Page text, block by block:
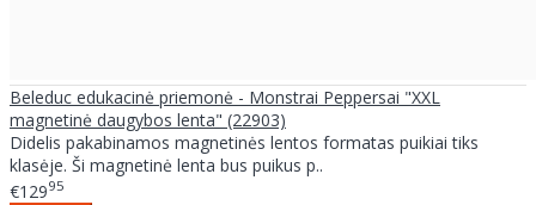
Beleduc edukacinė priemonė - Monstrai Peppersai "XXL
magnetinė daugybos lenta" (22903)
Didelis pakabinamos magnetinės lentos formatas puikiai tiks
klasėje. Ši magnetinė lenta bus puikus p..
€12995